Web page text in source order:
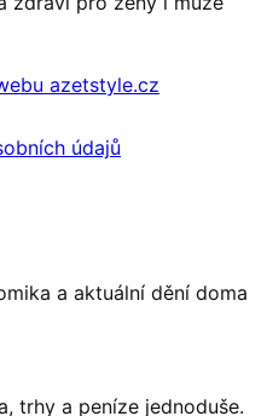
azetstyle.cz
údajů
a aktuální dění doma
trhy a peníze jednoduše.